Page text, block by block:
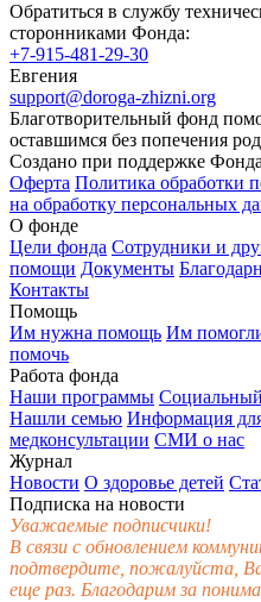
Обратиться в службу
сторонниками Фонда:
+7-915-481-29-30
Евгения
support@doroga-zhizni.org
Благотворительный фонд
оставшимся без попечения
Создано при поддержке
Оферта Политика обработки
на обработку персональных
О фонде
Цели фонда Сотрудники и
помощи Документы
Контакты
Помощь
Им нужна помощь Им
помочь
Работа фонда
Наши программы
Нашли семью Информация
медконсультации СМИ о нас
Журнал
Новости О здоровье детей
Подписка на новости
Уважаемые подписчики!
В связи с обновлением
подтвердите, пожалуйста,
еще раз. Благодарим за